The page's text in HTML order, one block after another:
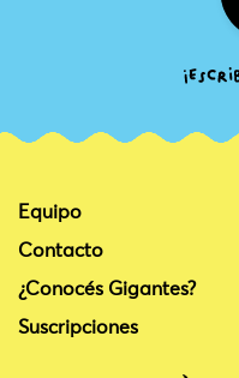
Equipo
Contacto
¿Conocés Gigantes?
Suscripciones